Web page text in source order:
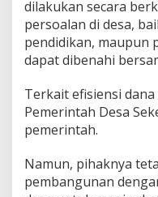
dilakukan secara
persoalan di desa,
pendidikan, maupun
dapat dibenahi
Terkait efisiensi
Pemerintah Desa
pemerintah.
Namun, pihaknya
pembangunan